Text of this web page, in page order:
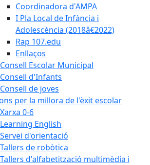
Coordinadora d'AMPA
I Pla Local de Infància i
Adolescència (2018â€2022)
Rap 107.edu
Enllaços
Consell Escolar Municipal
Consell d'Infants
Consell de joves
per la millora de l'èxit escolar
Xarxa 0-6
Learning English
Servei d'orientació
Tallers de robòtica
Tallers d'alfabetització multimèdia i